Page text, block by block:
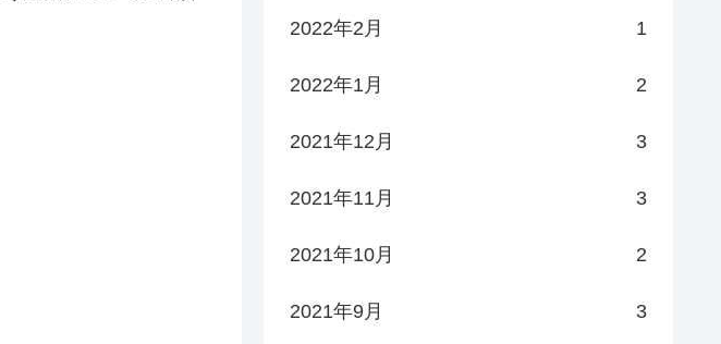
2022年2月 1
2022年1月 2
2021年12月 3
2021年11月 3
2021年10月 2
2021年9月 3